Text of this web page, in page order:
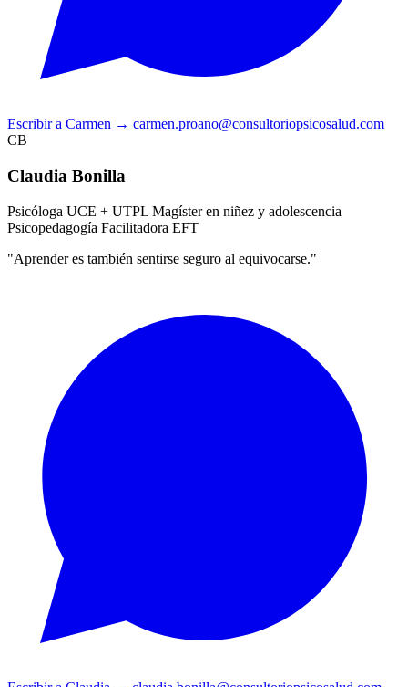
Escribir a Carmen → carmen.proano@consultoriopsicosalud.com
CB
Claudia Bonilla
Psicóloga UCE + UTPL Magíster en niñez y adolescencia
Psicopedagogía Facilitadora EFT
"Aprender es también sentirse seguro al equivocarse."